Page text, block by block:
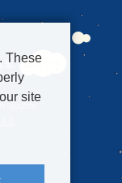
・配布でき
source
These
site